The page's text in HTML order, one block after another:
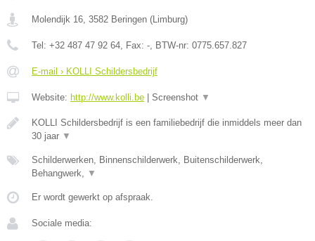
Molendijk 16, 3582 Beringen (Limburg)
Tel: +32 487 47 92 64, Fax: -, BTW-nr: 0775.657.827
E-mail › KOLLI Schildersbedrijf
Website: http://www.kolli.be Screenshot ▼
KOLLI Schildersbedrijf is een familiebedrijf die inmiddels meer dan
30 jaar ▼
Schilderwerken, Binnenschilderwerk, Buitenschilderwerk,
Behangwerk, ▼
Er wordt gewerkt op afspraak.
Sociale media: